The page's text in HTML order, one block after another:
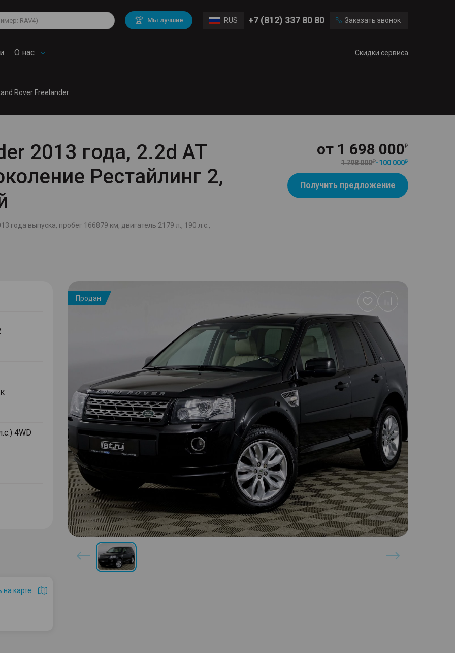
🏆 Мы лучшие RUS +7 (812) 337 80 80 Заказать звонок
О нас Скидки сервиса
Mitsubishi BMW
Chevrolet Mercedes Benz
Rover Freelander
2013 года, 2.2d AT
Рестайлинг 2,
года выпуска, пробег 166879 км, двигатель 2179 л., 190 л.с.,
от 1 698 000
1 798 000 -100 000
Получить предложение
4WD
на карте
Продан
Добавить
в
избранное